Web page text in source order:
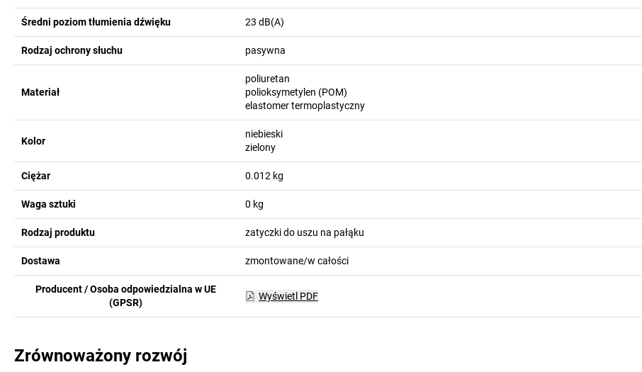
Średni poziom tłumienia dźwięku 23 dB(A)
Rodzaj ochrony słuchu pasywna
Materiał
poliuretan
polioksymetylen (POM)
elastomer termoplastyczny
Kolor
niebieski
zielony
Ciężar 0.012 kg
Waga sztuki 0 kg
Rodzaj produktu zatyczki do uszu na pałąku
Dostawa zmontowane/w całości
Producent / Osoba odpowiedzialna w UE
(GPSR)
Wyświetl PDF
Zrównoważony rozwój